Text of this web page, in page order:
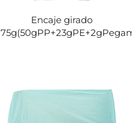
Encaje girado